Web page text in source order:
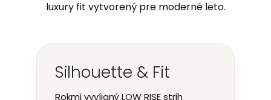
luxury fit vytvorený pre moderné leto.
Silhouette & Fit
Rokmi vyvíjaný LOW RISE strih